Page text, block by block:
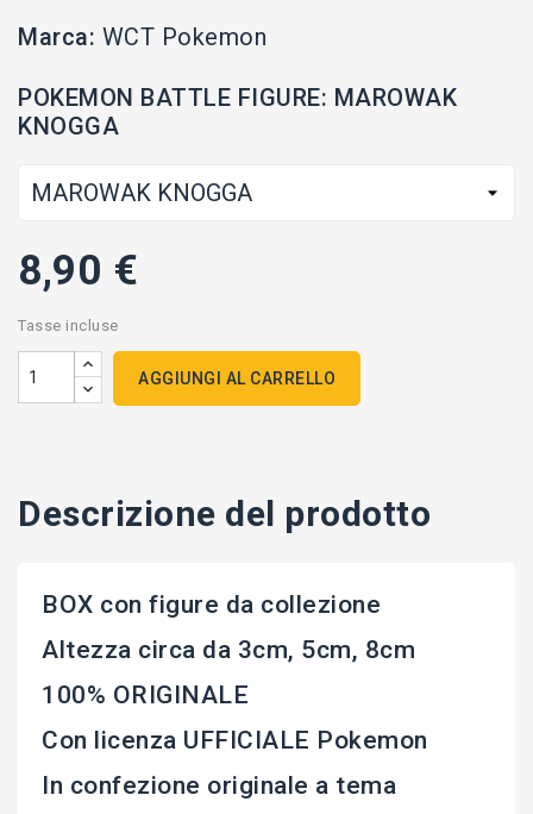
Marca: WCT Pokemon
POKEMON BATTLE FIGURE: MAROWAK
KNOGGA
8,90 €
Tasse incluse
AGGIUNGI AL CARRELLO
Descrizione del prodotto
BOX con figure da collezione
Altezza circa da 3cm, 5cm, 8cm
100% ORIGINALE
Con licenza UFFICIALE Pokemon
In confezione originale a tema